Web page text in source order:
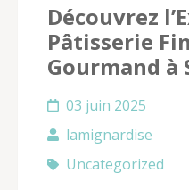
Découvrez
Pâtisserie
Gourmand à
03 juin 2025
lamignardise
Uncategorized